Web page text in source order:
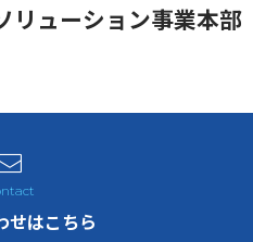
リューション事業本部
せはこちら